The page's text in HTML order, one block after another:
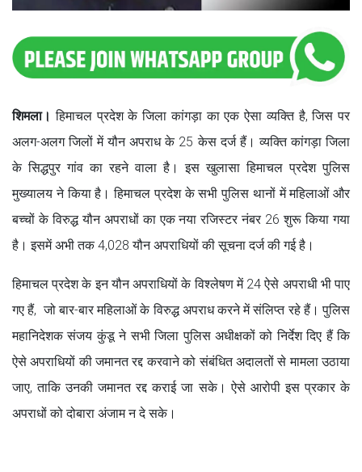
शिमला।हिमाचल प्रदेश के जिला कांगड़ा का एक ऐसा व्यक्ति है, जिस पर
अलग-अलग जिलों में यौन अपराध के 25 केस दर्ज हैं। व्यक्ति कांगड़ा जिला
के सिद्धपुर गांव का रहने वाला है। इस खुलासा हिमाचल प्रदेश पुलिस
मुख्यालय ने किया है। हिमाचल प्रदेश के सभी पुलिस थानों में महिलाओं और
बच्चों के विरुद्ध यौन अपराधों का एक नया रजिस्टर नंबर 26 शुरू किया गया
है। इसमें अभी तक 4,028 यौन अपराधियों की सूचना दर्ज की गई है।
हिमाचल प्रदेश के इन यौन अपराधियों के विश्लेषण में 24 ऐसे अपराधी भी पाए
गए हैं, जो बार-बार महिलाओं के विरुद्ध अपराध करने में संलिप्त रहे हैं। पुलिस
महानिदेशक संजय कुंडू ने सभी जिला पुलिस अधीक्षकों को निर्देश दिए हैं कि
ऐसे अपराधियों की जमानत रद्द करवाने को संबंधित अदालतों से मामला उठाया
जाए, ताकि उनकी जमानत रद्द कराई जा सके। ऐसे आरोपी इस प्रकार के
अपराधों को दोबारा अंजाम न दे सके।